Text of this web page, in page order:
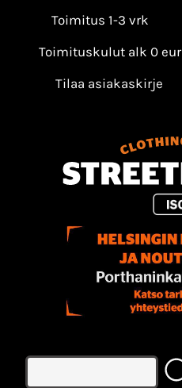
Toimitus 1-3 vrk
Toimituskulut alk 0 eur
Tilaa asiakaskirje